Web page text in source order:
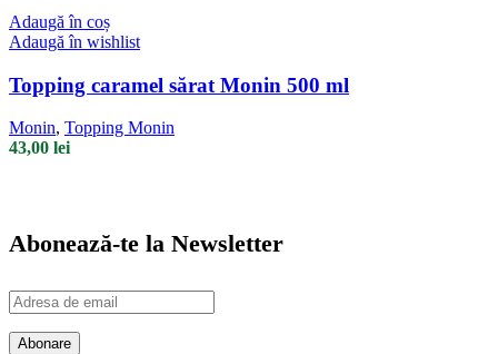
Adaugă în coș
Adaugă în wishlist
Topping caramel sărat Monin 500 ml
Monin, Topping Monin
43,00 lei
Abonează-te la Newsletter